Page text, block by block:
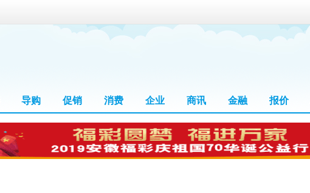
导购 促销 消费 企业 商讯 金融 报价